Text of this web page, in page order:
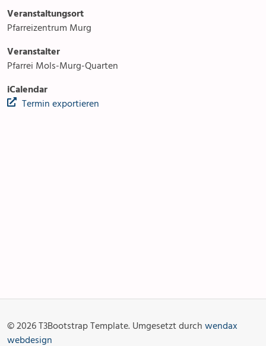
Veranstaltungsort
Pfarreizentrum Murg
Veranstalter
Pfarrei Mols-Murg-Quarten
iCalendar
Termin exportieren
© 2026 T3Bootstrap Template. Umgesetzt durch wendax
webdesign
Links
Stellenangebot
Angebot & Sakramente
Aktuelles
Fotogalerie
Links